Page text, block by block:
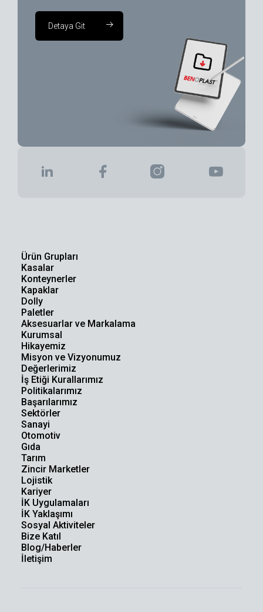
Detaya Git
Ürün Grupları
Kasalar
Konteynerler
Kapaklar
Dolly
Paletler
Aksesuarlar ve Markalama
Kurumsal
Hikayemiz
Misyon ve Vizyonumuz
Değerlerimiz
İş Etiği Kurallarımız
Politikalarımız
Başarılarımız
Sektörler
Sanayi
Otomotiv
Gıda
Tarım
Zincir Marketler
Lojistik
Kariyer
İK Uygulamaları
İK Yaklaşımı
Sosyal Aktiviteler
Bize Katıl
Blog/Haberler
İletişim